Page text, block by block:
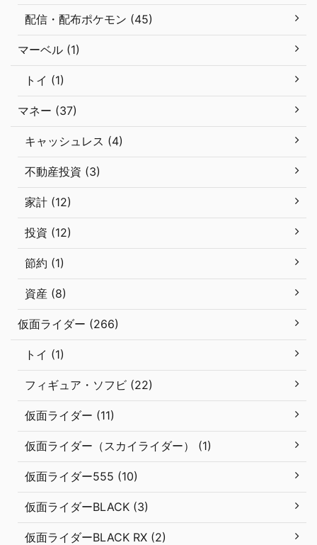
配信・配布ポケモン (45)
マーベル (1)
トイ (1)
マネー (37)
キャッシュレス (4)
不動産投資 (3)
家計 (12)
投資 (12)
節約 (1)
資産 (8)
仮面ライダー (266)
トイ (1)
フィギュア・ソフビ (22)
仮面ライダー (11)
仮面ライダー（スカイライダー） (1)
仮面ライダー555 (10)
仮面ライダーBLACK (3)
仮面ライダーBLACK RX (2)